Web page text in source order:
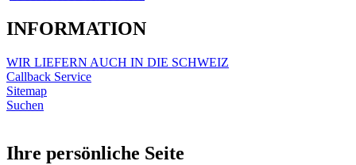
INFORMATION
WIR LIEFERN AUCH IN DIE SCHWEIZ
Callback Service
Sitemap
Suchen
Ihre persönliche Seite